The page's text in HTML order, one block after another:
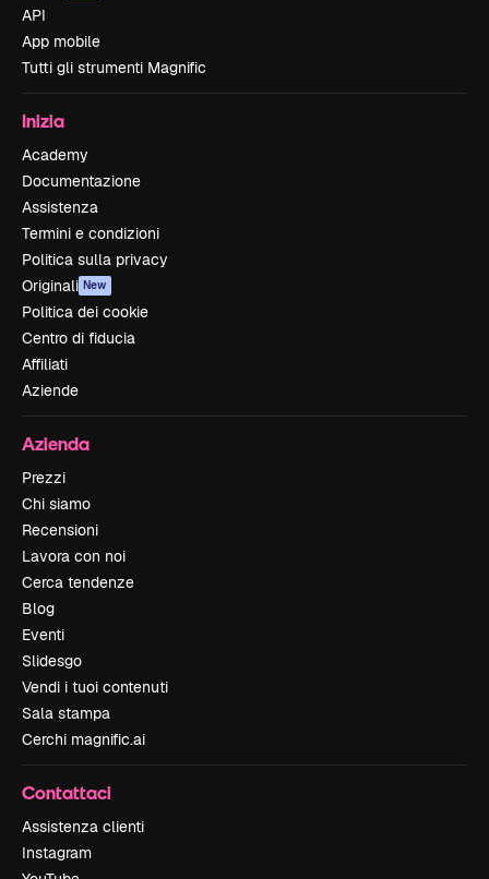
API
App mobile
Tutti gli strumenti Magnific
Inizia
Academy
Documentazione
Assistenza
Termini e condizioni
Politica sulla privacy
Originali New
Politica dei cookie
Centro di fiducia
Affiliati
Aziende
Azienda
Prezzi
Chi siamo
Recensioni
Lavora con noi
Cerca tendenze
Blog
Eventi
Slidesgo
Vendi i tuoi contenuti
Sala stampa
Cerchi magnific.ai
Contattaci
Assistenza clienti
Instagram